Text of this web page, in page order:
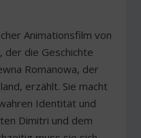
Animationsfilm von
der die Geschichte
Romanowa, der
erzählt. Sie macht
Identität und
Dimitri und dem